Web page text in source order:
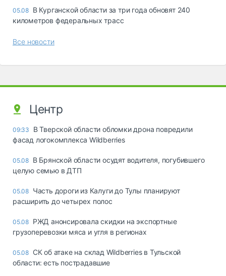
05.08 В Курганской области за три года обновят 240
километров федеральных трасс
Все новости
Центр
09:33
В Тверской области обломки дрона повредили
фасад логокомплекса Wildberries
05.08 В Брянской области осудят водителя, погубившего
целую семью в ДТП
05.08 Часть дороги из Калуги до Тулы планируют
расширить до четырех полос
05.08 РЖД анонсировала скидки на экспортные
грузоперевозки мяса и угля в регионах
05.08 СК об атаке на склад Wildberries в Тульской
области: есть пострадавшие